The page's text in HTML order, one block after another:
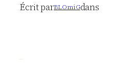
Écrit parBLOmiGdans